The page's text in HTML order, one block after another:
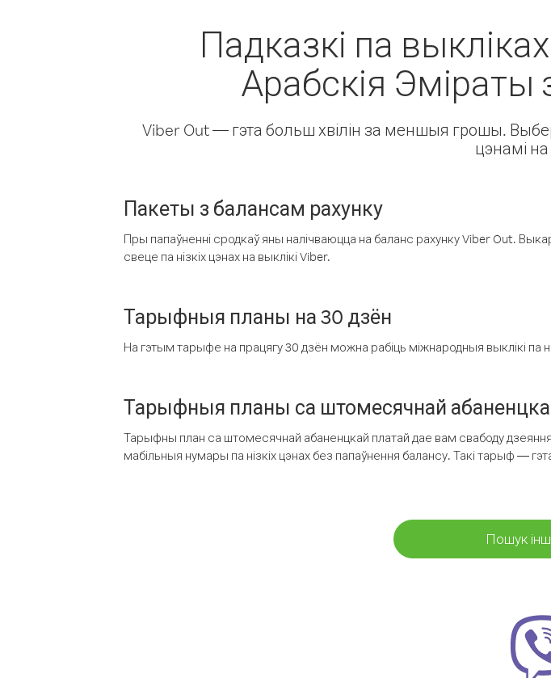
Падказкі па
Арабскія Эміраты
Viber Out — гэта больш хвілін за меншыя грошы.
цэнамі на
Пакеты з балансам рахунку
Пры папаўненні сродкаў яны налічваюцца на баланс рахунку Viber Out.
свеце па нізкіх цэнах на выклікі Viber.
Тарыфныя планы на 30 дзён
На гэтым тарыфе на працягу 30 дзён можна рабіць міжнародныя выклікі па
Тарыфныя планы са штомесячнай
Тарыфны план са штомесячнай абаненцкай платай дае вам свабоду
мабільныя нумары па нізкіх цэнах без папаўнення балансу. Такі тарыф —
Пошук